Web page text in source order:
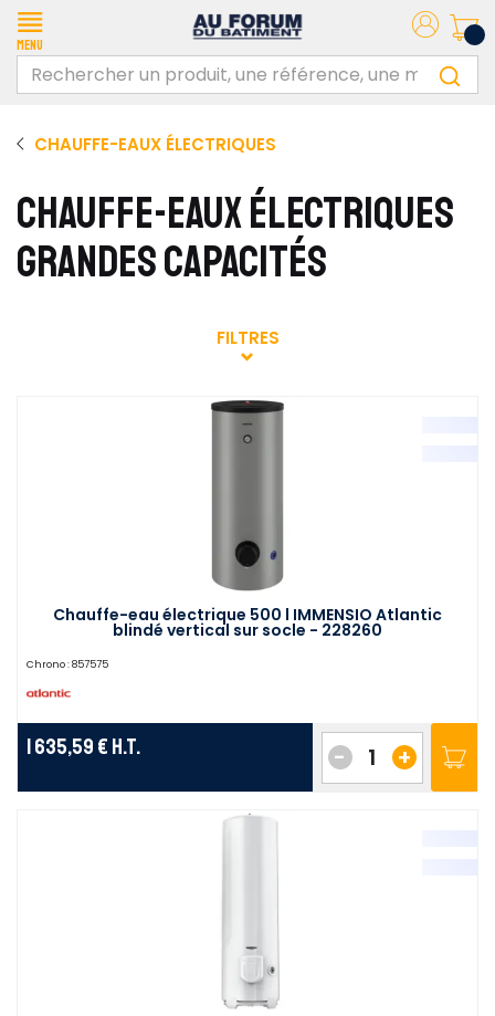
Menu
CHAUFFE-EAUX ÉLECTRIQUES
CHAUFFE-EAUX ÉLECTRIQUES
GRANDES CAPACITÉS
FILTRES
Chauffe-eau électrique 500 l IMMENSIO Atlantic
blindé vertical sur socle - 228260
Chrono : 857575
1 635,59 € H.T. +
-